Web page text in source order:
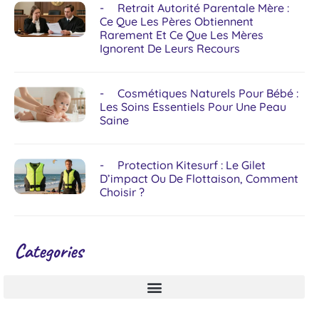
Retrait Autorité Parentale Mère :
Ce Que Les Pères Obtiennent
Rarement Et Ce Que Les Mères
Ignorent De Leurs Recours
Cosmétiques Naturels Pour Bébé :
Les Soins Essentiels Pour Une Peau
Saine
Protection Kitesurf : Le Gilet
D’impact Ou De Flottaison, Comment
Choisir ?
Categories